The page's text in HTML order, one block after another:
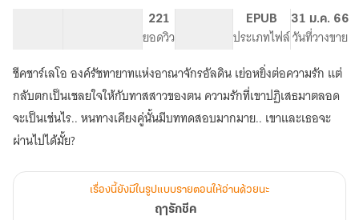
221
ยอดวิว
EPUB
ประเภทไฟล์
31 ม.ค. 66
วันที่วางขาย
ชีคชาร์เลโอ องค์รัชทายาทแห่งอาณาจักรอัลดิน เย่อหยิ่งต่อความรัก แต่
กลับตกเป็นเชลยใจให้กับทาสสาวของตน ความรักที่เขาปฏิเสธมาตลอด
จะเป็นเช่นไร.. หนทางเคียงคู่นั้นมีบททดสอบมากมาย.. เขาและเธอจะ
ผ่านไปได้มั้ย?
เรื่องนี้ยังมีในรูปแบบรายตอนให้อ่านด้วยนะ
ฤารักชีค